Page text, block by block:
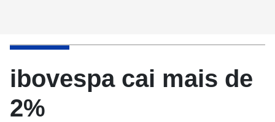
ibovespa cai mais de
2%